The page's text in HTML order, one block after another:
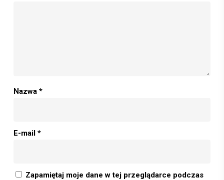
Nazwa *
E-mail *
Zapamiętaj moje dane w tej przeglądarce podczas